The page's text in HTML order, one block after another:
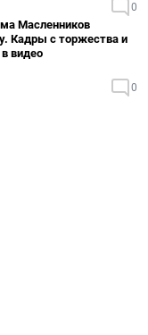
0
Масленников
Кадры с торжества и
видео
0